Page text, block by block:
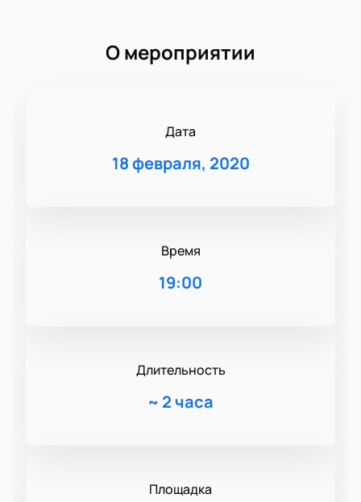
О мероприятии
Дата
18 февраля, 2020
Время
19:00
Длительность
~ 2 часа
Площадка